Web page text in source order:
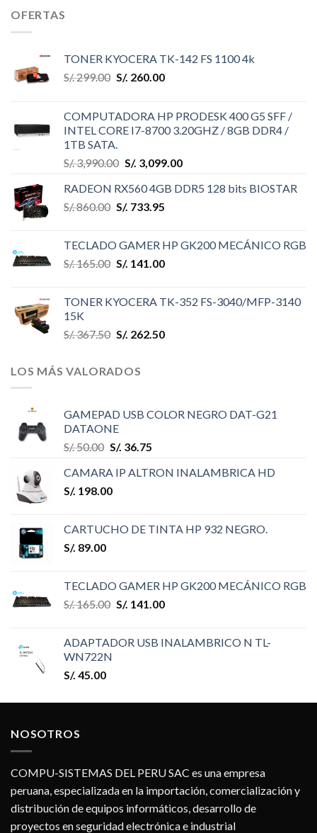
OFERTAS
TONER KYOCERA TK-142 FS 1100 4k
S/.299.00 S/. 260.00
COMPUTADORA HP PRODESK 400 G5 SFF /
INTEL CORE I7-8700 3.20GHZ / 8GB DDR4 /
1TB SATA.
S/.3,990.00 S/. 3,099.00
RADEON RX560 4GB DDR5 128 bits BIOSTAR
S/.860.00 S/. 733.95
TECLADO GAMER HP GK200 MECÁNICO RGB
S/.165.00 S/. 141.00
TONER KYOCERA TK-352 FS-3040/MFP-3140
15K
S/.367.50 S/. 262.50
LOS MÁS VALORADOS
GAMEPAD USB COLOR NEGRO DAT-G21
DATAONE
S/.50.00 S/. 36.75
CAMARA IP ALTRON INALAMBRICA HD
S/. 198.00
CARTUCHO DE TINTA HP 932 NEGRO.
S/. 89.00
TECLADO GAMER HP GK200 MECÁNICO RGB
S/.165.00 S/. 141.00
ADAPTADOR USB INALAMBRICO N TL-
WN722N
S/. 45.00
NOSOTROS
COMPU-SISTEMAS DEL PERU SAC es una empresa
peruana, especializada en la importación, comercialización y
distribución de equipos informáticos, desarrollo de
proyectos en seguridad electrónica e industrial